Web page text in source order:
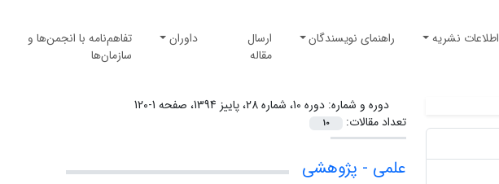
اطلاعات نشریه راهنمای نویسندگان
ارسال
مقاله
داوران
تفاهم‌نامه با انجمن‌ها و
سازمان‌ها
دوره و شماره:دوره 10، شماره 28، پاییز 1394، صفحه 1-120
تعداد مقالات:
10
علمی - پژوهشی